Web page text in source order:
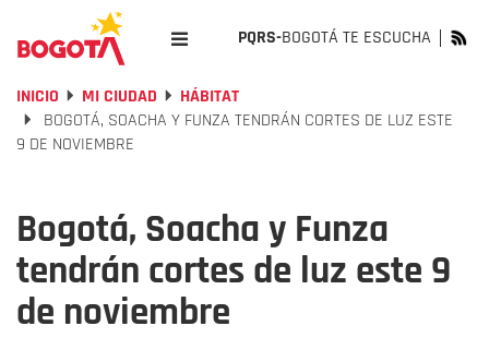
PQRS-BOGOTÁ TE ESCUCHA
INICIO MI CIUDAD
HÁBITAT
BOGOTÁ, SOACHA Y FUNZA TENDRÁN CORTES DE LUZ ESTE
9 DE NOVIEMBRE
Bogotá, Soacha y Funza
tendrán cortes de luz este 9
de noviembre